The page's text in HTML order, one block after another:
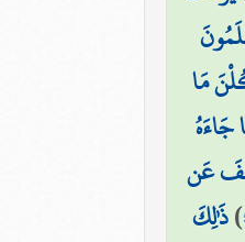
مَا
جَاءَهُ
عَن
)ذَٰلِكَ